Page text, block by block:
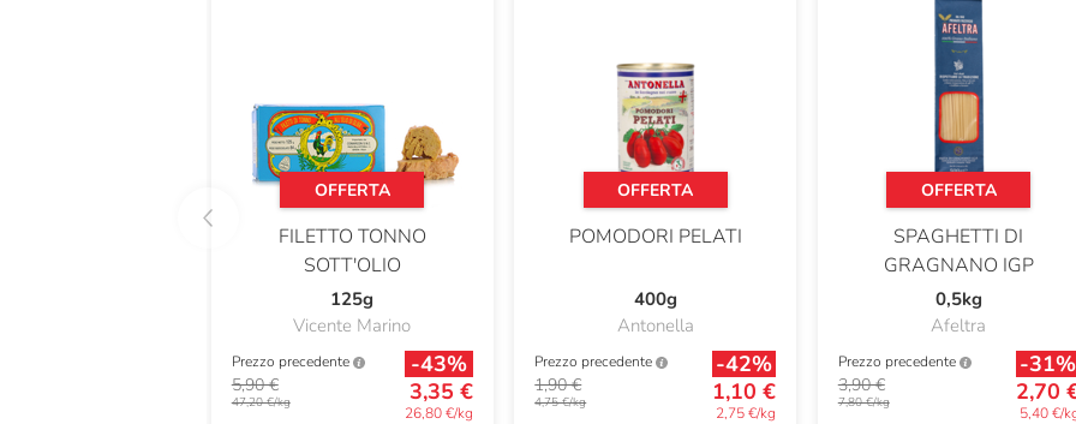
OFFERTA
FILETTO TONNO
SOTT'OLIO
125g
Vicente Marino
Prezzo precedente
5,90 €
47,20 €/kg
-43%
3,35 €
26,80 €/kg
OFFERTA
POMODORI PELATI
400g
Antonella
Prezzo precedente
1,90 €
4,75 €/kg
-42%
1,10 €
2,75 €/kg
OFFERTA
SPAGHETTI DI
GRAGNANO IGP
0,5kg
Afeltra
Prezzo precedente
3,90 €
7,80 €/kg
-31%
2,70
5,40 €/